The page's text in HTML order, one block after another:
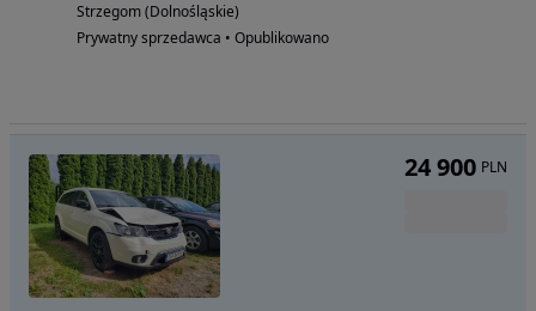
Strzegom (Dolnośląskie)
Prywatny sprzedawca • Opublikowano
24 900 PLN